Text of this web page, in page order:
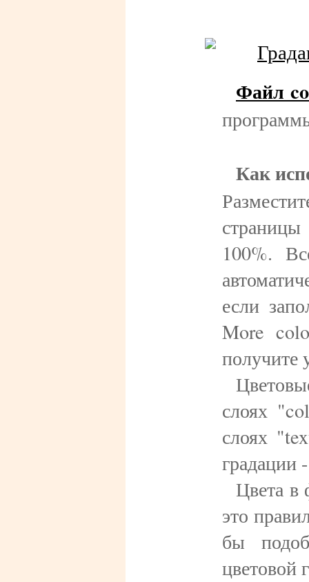
Файл
Как
100%.
если
More
получите
слоях
слоях
градации
Цвета в
это
бы
цветовой